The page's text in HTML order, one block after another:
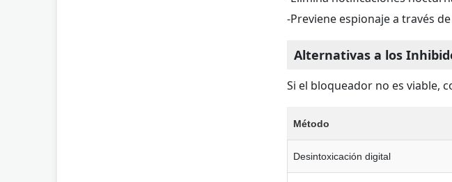
-Previene espionaje a través
Alternativas a los
Si el bloqueador no es viable,
Método
Desintoxicación digital